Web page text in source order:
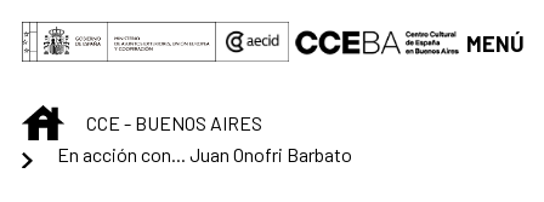
Saltar al contenido principal
MENÚ
INICIOCCE - BUENOS AIRES
En acción con... Juan Onofri Barbato